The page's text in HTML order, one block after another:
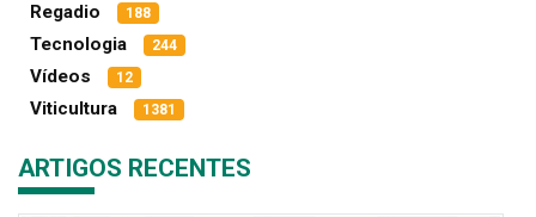
Regadio 188
Tecnologia 244
Vídeos 12
Viticultura 1381
ARTIGOS RECENTES